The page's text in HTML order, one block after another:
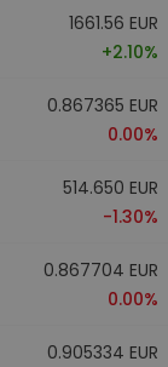
1661.56 EUR
+2.10%
0.867365 EUR
0.00%
514.650 EUR
-1.30%
0.867704 EUR
0.00%
0.905334 EUR